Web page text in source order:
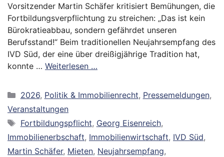
Vorsitzender Martin Schäfer kritisiert Bemühungen, die
Fortbildungsverpflichtung zu streichen: „Das ist kein
Bürokratieabbau, sondern gefährdet unseren
Berufsstand!“ Beim traditionellen Neujahrsempfang des
IVD Süd, der eine über dreißigjährige Tradition hat,
konnte … Weiterlesen …
Kategorien
2026, Politik & Immobilienrecht, Pressemeldungen,
Veranstaltungen
Schlagwörter
Fortbildungspflicht, Georg Eisenreich,
Immobilienerbschaft, Immobilienwirtschaft, IVD Süd,
Martin Schäfer, Mieten, Neujahrsempfang,